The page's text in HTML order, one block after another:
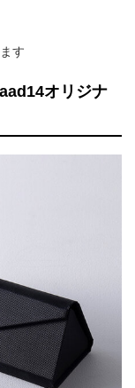
す
オリジナ